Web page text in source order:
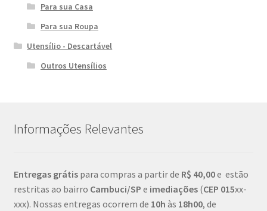
Para sua Casa
Para sua Roupa
Utensílio - Descartável
Outros Utensílios
Informações Relevantes
Entregas grátis para compras a partir de R$ 40,00e estão
restritas ao bairro Cambuci/SP e imediações(CEP 015xx-
xxx). Nossas entregas ocorrem de 10h às 18h00, de